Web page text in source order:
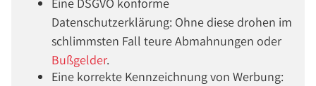
Datenschutzerklärung: Ohne diese drohen im
schlimmsten Fall teure Abmahnungen oder
Bußgelder.
Eine korrekte Kennzeichnung von Werbung: